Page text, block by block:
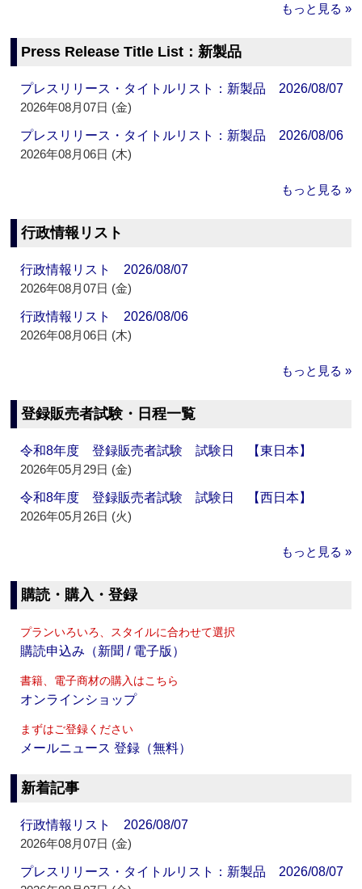
もっと見る »
Press Release Title List：新製品
プレスリリース・タイトルリスト：新製品 2026/08/07
2026年08月07日 (金)
プレスリリース・タイトルリスト：新製品 2026/08/06
2026年08月06日 (木)
もっと見る »
行政情報リスト
行政情報リスト 2026/08/07
2026年08月07日 (金)
行政情報リスト 2026/08/06
2026年08月06日 (木)
もっと見る »
登録販売者試験・日程一覧
令和8年度 登録販売者試験 試験日 【東日本】
2026年05月29日 (金)
令和8年度 登録販売者試験 試験日 【西日本】
2026年05月26日 (火)
もっと見る »
購読・購入・登録
プランいろいろ、スタイルに合わせて選択
購読申込み（新聞 / 電子版）
書籍、電子商材の購入はこちら
オンラインショップ
まずはご登録ください
メールニュース 登録（無料）
新着記事
行政情報リスト 2026/08/07
2026年08月07日 (金)
プレスリリース・タイトルリスト：新製品 2026/08/07